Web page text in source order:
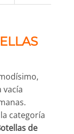
vacía
categoría
de